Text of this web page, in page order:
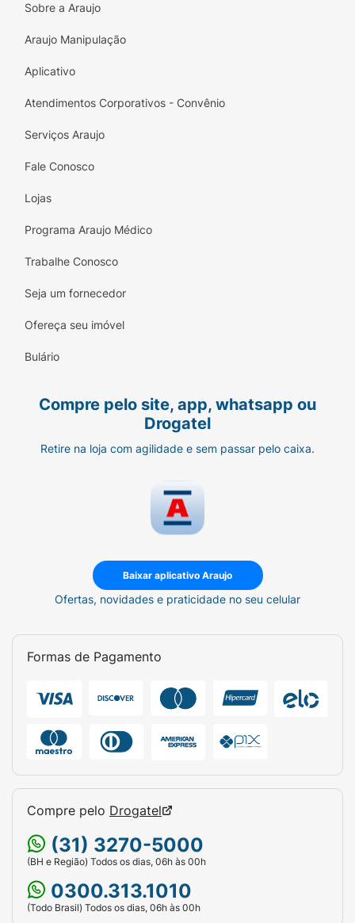
Sobre a Araujo
Araujo Manipulação
Aplicativo
Atendimentos Corporativos - Convênio
Serviços Araujo
Fale Conosco
Lojas
Programa Araujo Médico
Trabalhe Conosco
Seja um fornecedor
Ofereça seu imóvel
Bulário
Compre pelo site, app, whatsapp ou
Drogatel
Retire na loja com agilidade e sem passar pelo caixa.
Baixar aplicativo Araujo
Ofertas, novidades e praticidade no seu celular
Formas de Pagamento
Compre pelo Drogatel
(31) 3270-5000
(BH e Região) Todos os dias, 06h às 00h
0300.313.1010
(Todo Brasil) Todos os dias, 06h às 00h